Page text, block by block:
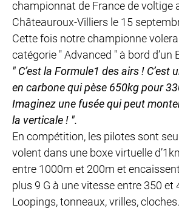
championnat de France de voltige
Châteauroux-Villiers le 15
Cette fois notre championne
catégorie " Advanced " à bord d’un
" C’est la Formule1 des airs ! C’est
en carbone qui pèse 650kg pour
Imaginez une fusée qui peut
la verticale ! ".
En compétition, les pilotes sont
volent dans une boxe virtuelle
entre 1000m et 200m et
plus 9 G à une vitesse entre 350 et
Loopings, tonneaux, vrilles,